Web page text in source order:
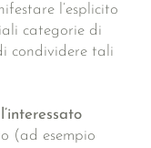
l’esplicito
categorie di
condividere tali
(ad esempio